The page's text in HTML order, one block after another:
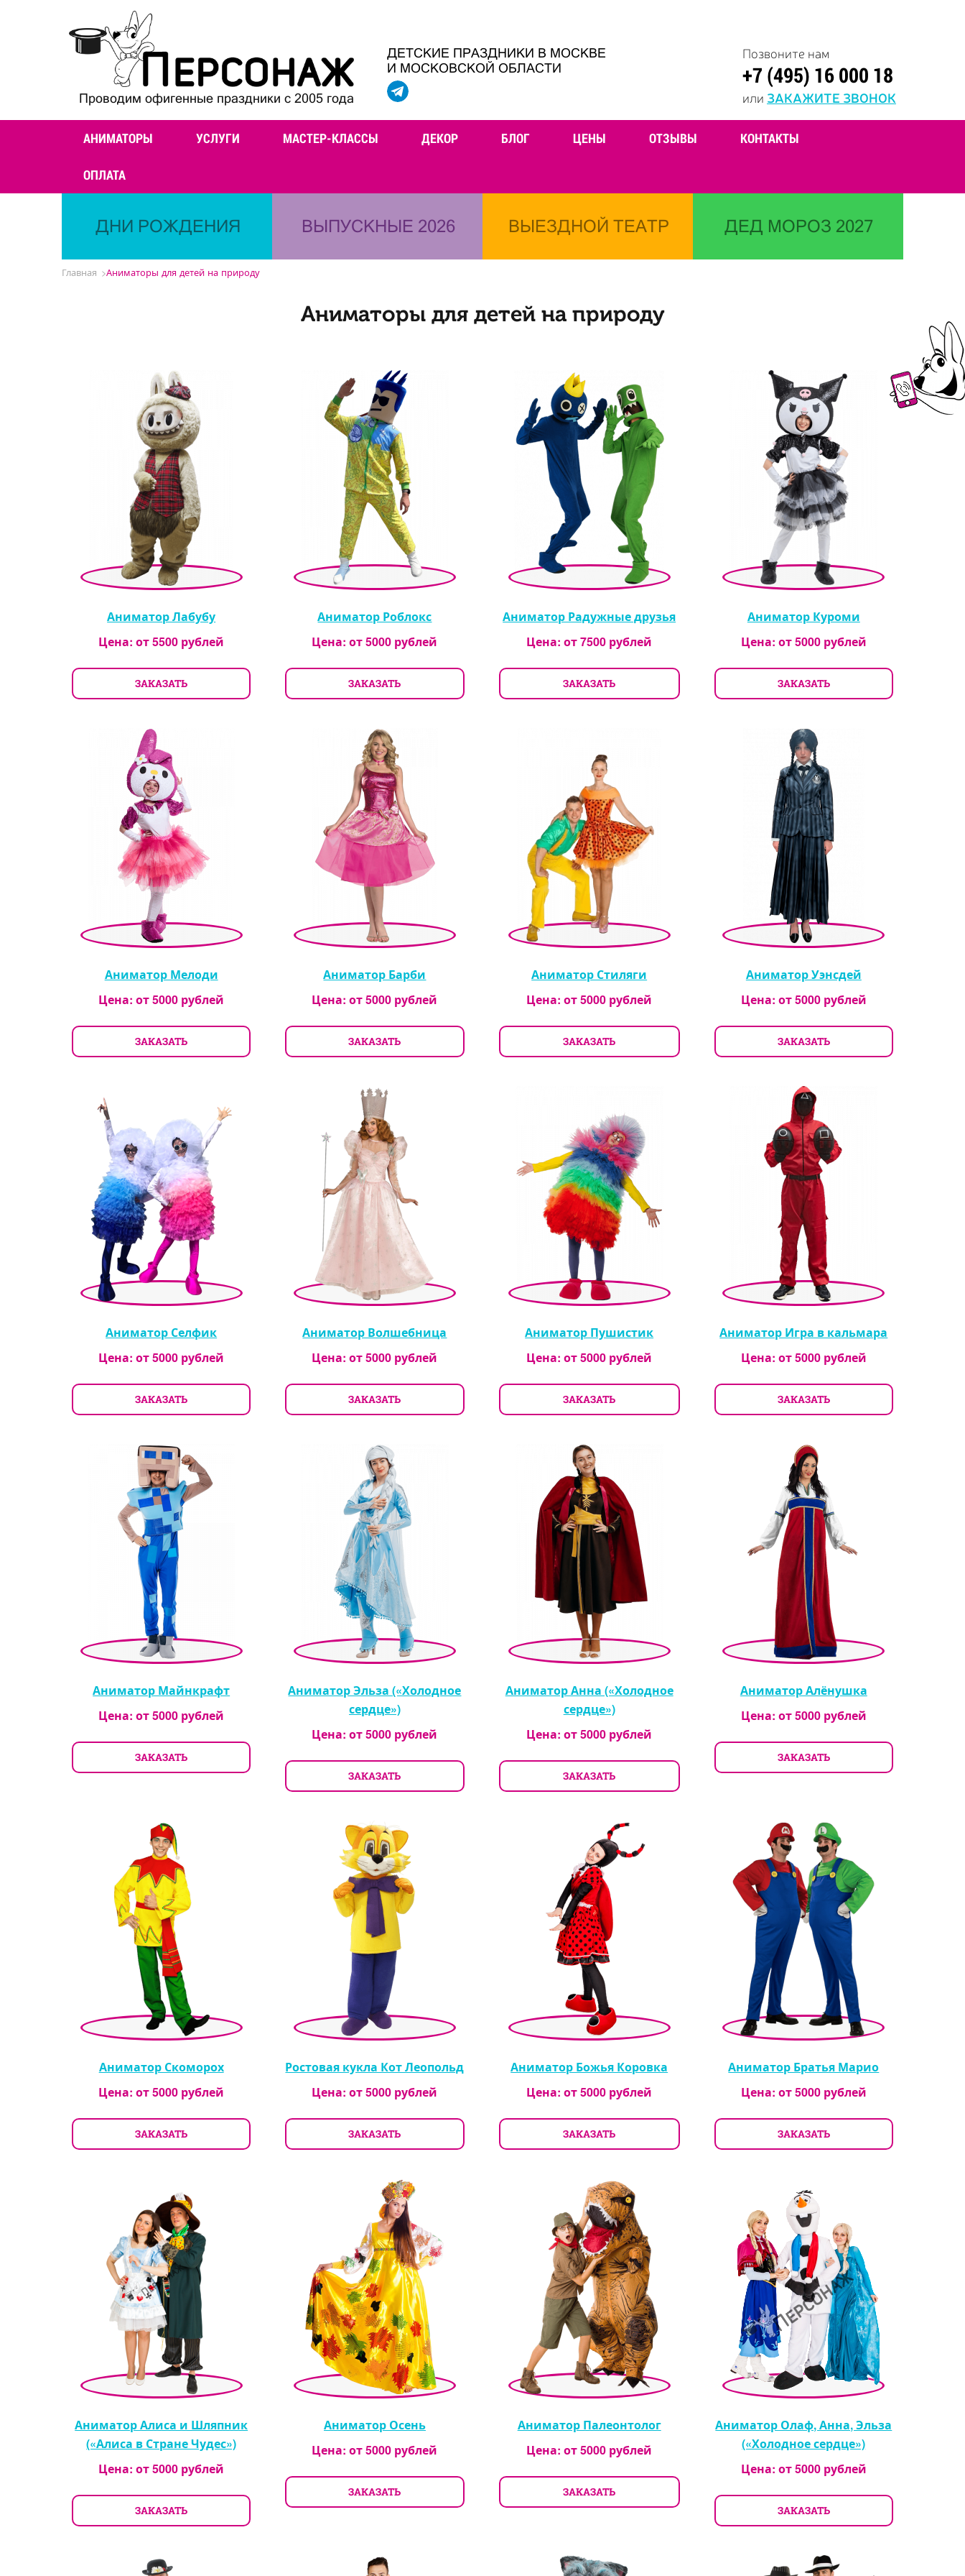
Проводим офигенные праздники с 2005 года
ДЕТСКИЕ ПРАЗДНИКИ В МОСКВЕ
И МОСКОВСКОЙ ОБЛАСТИ
Позвоните нам
+7 (495) 16 000 18
или ЗАКАЖИТЕ ЗВОНОК
АНИМАТОРЫ УСЛУГИ МАСТЕР-КЛАССЫ ДЕКОР БЛОГ ЦЕНЫ ОТЗЫВЫ КОНТАКТЫ
ОПЛАТА
ДНИ РОЖДЕНИЯ ВЫПУСКНЫЕ 2026 ВЫЕЗДНОЙ ТЕАТР ДЕД МОРОЗ 2027
Главная Аниматоры для детей на природу
Аниматоры для детей на природу
Аниматор Лабубу
Цена: от5500 рублей
ЗАКАЗАТЬ
Аниматор Роблокс
Цена: от5000 рублей
ЗАКАЗАТЬ
Аниматор Радужные друзья
Цена: от7500 рублей
ЗАКАЗАТЬ
Аниматор Куроми
Цена: от5000рублей
ЗАКАЗАТЬ
Аниматор Мелоди
Цена: от5000 рублей
ЗАКАЗАТЬ
Аниматор Барби
Цена: от5000 рублей
ЗАКАЗАТЬ
Аниматор Стиляги
Цена: от5000 рублей
ЗАКАЗАТЬ
Аниматор Уэнсдей
Цена: от5000рублей
ЗАКАЗАТЬ
Аниматор Селфик
Цена: от5000 рублей
ЗАКАЗАТЬ
Аниматор Волшебница
Цена: от5000 рублей
ЗАКАЗАТЬ
Аниматор Пушистик
Цена: от5000 рублей
ЗАКАЗАТЬ
Аниматор Игра в кальмара
Цена: от5000рублей
ЗАКАЗАТЬ
Аниматор Майнкрафт
Цена: от5000 рублей
ЗАКАЗАТЬ
Аниматор Эльза («Холодное
сердце»)
Цена: от5000 рублей
ЗАКАЗАТЬ
Аниматор Анна («Холодное
сердце»)
Цена: от5000 рублей
ЗАКАЗАТЬ
Аниматор Алёнушка
Цена: от5000рублей
ЗАКАЗАТЬ
Аниматор Скоморох
Цена: от5000 рублей
ЗАКАЗАТЬ
Ростовая кукла Кот Леопольд
Цена: от5000 рублей
ЗАКАЗАТЬ
Аниматор Божья Коровка
Цена: от5000 рублей
ЗАКАЗАТЬ
Аниматор Братья Марио
Цена: от5000рублей
ЗАКАЗАТЬ
Аниматор Алиса и Шляпник
(«Алиса в Стране Чудес»)
Цена: от5000 рублей
ЗАКАЗАТЬ
Аниматор Осень
Цена: от5000 рублей
ЗАКАЗАТЬ
Аниматор Палеонтолог
Цена: от5000 рублей
ЗАКАЗАТЬ
Аниматор Олаф, Анна, Эльза
(«Холодное сердце»)
Цена: от5000рублей
ЗАКАЗАТЬ